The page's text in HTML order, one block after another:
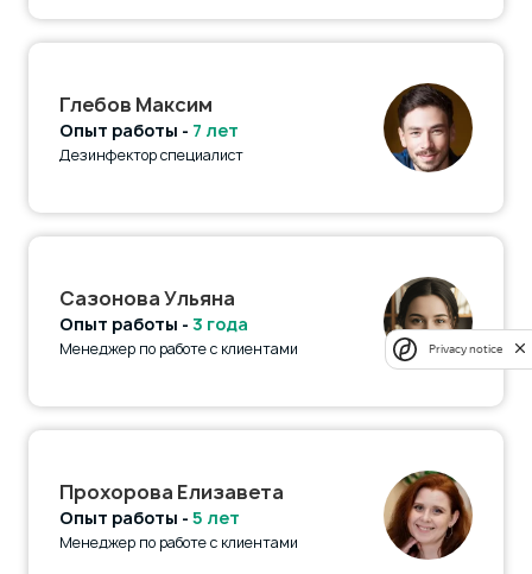
Глебов Максим
Опыт работы - 7 лет
Дезинфектор специалист
Сазонова Ульяна
Опыт работы - 3 года
Менеджер по работе с клиентами
Прохорова Елизавета
Опыт работы - 5 лет
Менеджер по работе с клиентами
Privacy notice